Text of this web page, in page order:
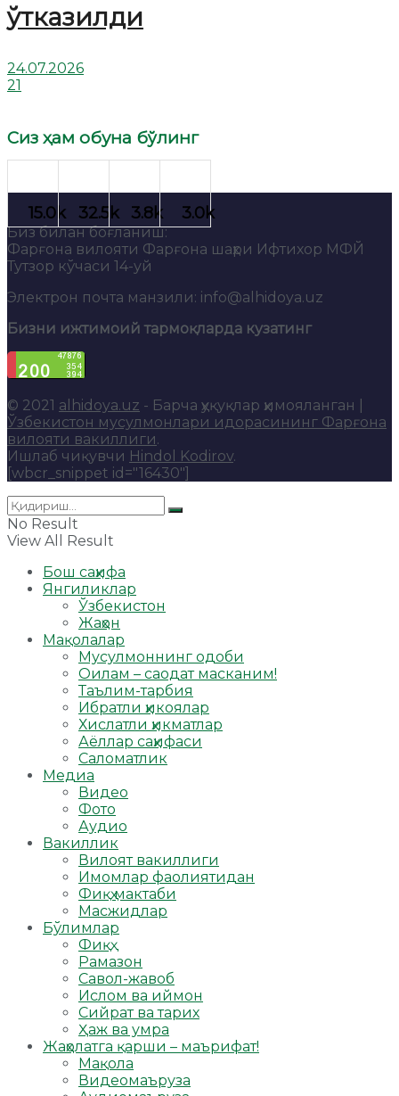
ўтказилди
24.07.2026
21
Сиз ҳам обуна бўлинг
Биз билан боғланиш:
Фарғона вилояти Фарғона шаҳри Ифтихор МФЙ
Тутзор кўчаси 14-уй
Электрон почта манзили: info@alhidoya.uz
Бизни ижтимоий тармоқларда кузатинг
© 2021 alhidoya.uz - Барча ҳуқуқлар ҳимояланган |
Ўзбекистон мусулмонлари идорасининг Фарғона
вилояти вакиллиги.
Ишлаб чиқувчи Hindol Kodirov.
[wbcr_snippet id="16430"]
No Result
View All Result
Бош саҳифа
Янгиликлар
Ўзбекистон
Жаҳон
Мақолалар
Мусулмоннинг одоби
Оилам – саодат масканим!
Таълим-тарбия
Ибратли ҳикоялар
Хислатли ҳикматлар
Аёллар саҳифаси
Саломатлик
Медиа
Видео
Фото
Аудио
Вакиллик
Вилоят вакиллиги
Имомлар фаолиятидан
Фиқҳ мактаби
Масжидлар
Бўлимлар
Фиқҳ
Рамазон
Савол-жавоб
Ислом ва иймон
Сийрат ва тарих
Ҳаж ва умра
Жаҳолатга қарши – маърифат!
Мақола
Видеомаъруза